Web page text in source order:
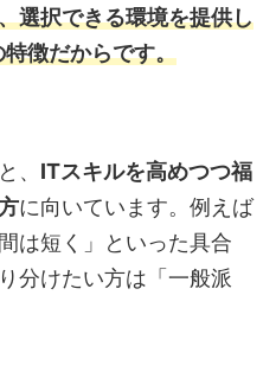
選択できる環境を提供し
特徴だからです。
、 ITスキルを高めつつ福
に向いています。例えば
は短く」といった具合
分けたい方は「一般派